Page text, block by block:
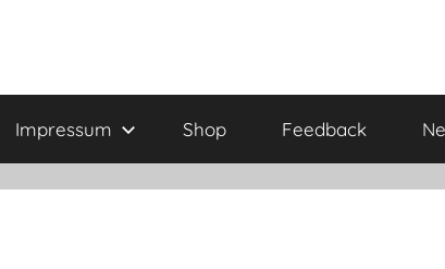
Impressum Shop Feedback